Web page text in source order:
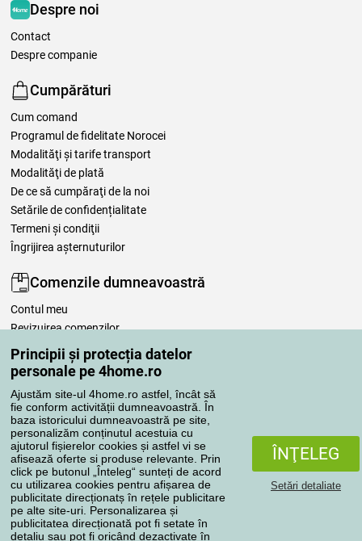
Principii și protecția datelor
personale pe 4home.ro
Ajustăm site-ul 4home.ro astfel, încât să
fie conform activității dumneavoastră. În
baza istoricului dumneavoastră pe site,
personalizăm conținutul acestuia cu
ajutorul fișierelor cookies și astfel vi se
afisează oferte si produse relevante. Prin
click pe butonul „Înteleg“ sunteți de acord
cu utilizarea cookies pentru afișarea de
publicitate direcționatș în rețele publicitare
pe alte site-uri. Personalizarea și
publicitatea direcționată pot fi setate în
detaliu sau pot fi oricând dezactivate în
ÎNŢELEG
Setări detaliate
Despre noi
Contact
Despre companie
Cumpărături
Cum comand
Programul de fidelitate Norocei
Modalităţi şi tarife transport
Modalităţi de plată
De ce să cumpăraţi de la noi
Setările de confidențialitate
Termeni şi condiţii
Îngrijirea așternuturilor
Comenzile dumneavoastră
Contul meu
Revizuirea comenzilor
Reclamaţii
Retragere de la contract
Regulile de procesare a recenziilor
Metode de transport
Metode de plată